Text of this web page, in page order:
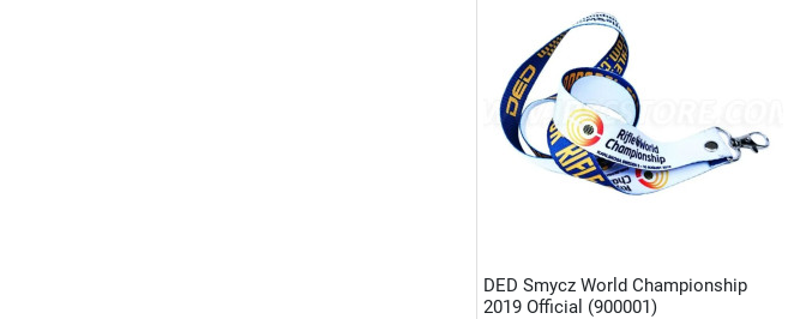
DED Smycz World Championship
2019 Official (900001)